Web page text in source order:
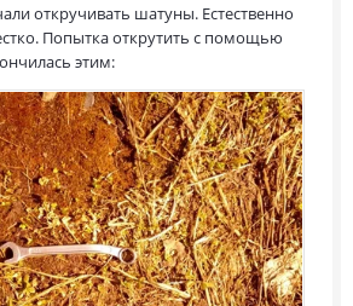
откручивать шатуны. Естественно
Попытка открутить с помощью
этим: